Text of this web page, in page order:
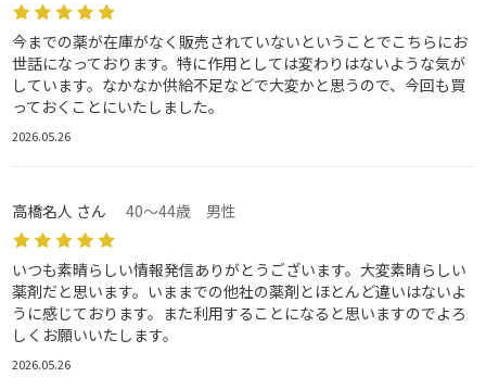
今までの薬が在庫がなく販売されていないということでこちらにお
世話になっております。特に作用としては変わりはないような気が
しています。なかなか供給不足などで大変かと思うので、今回も買
っておくことにいたしました。
2026.05.26
高橋名人 さん 40～44歳 男性
いつも素晴らしい情報発信ありがとうございます。大変素晴らしい
薬剤だと思います。いままでの他社の薬剤とほとんど違いはないよ
うに感じております。また利用することになると思いますのでよろ
しくお願いいたします。
2026.05.26